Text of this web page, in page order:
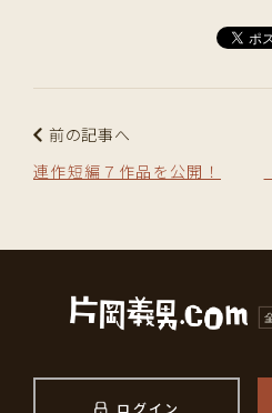
前の記事へ
連作短編７作品を公開！
ログイン